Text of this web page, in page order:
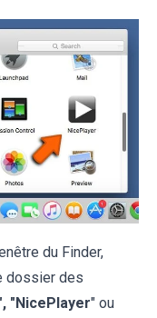
du Finder,
dossier des
"NicePlayer" ou